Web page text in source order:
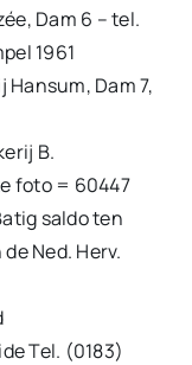
Dam 6 – tel.
1961
Dam 7,
B.
foto = 60447
saldo ten
Ned. Herv.
Tel. (0183)